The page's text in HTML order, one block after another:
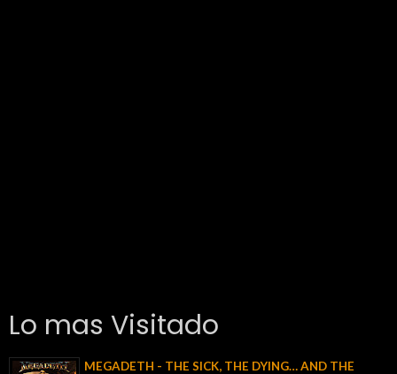
Lo mas Visitado
MEGADETH - THE SICK, THE DYING… AND THE